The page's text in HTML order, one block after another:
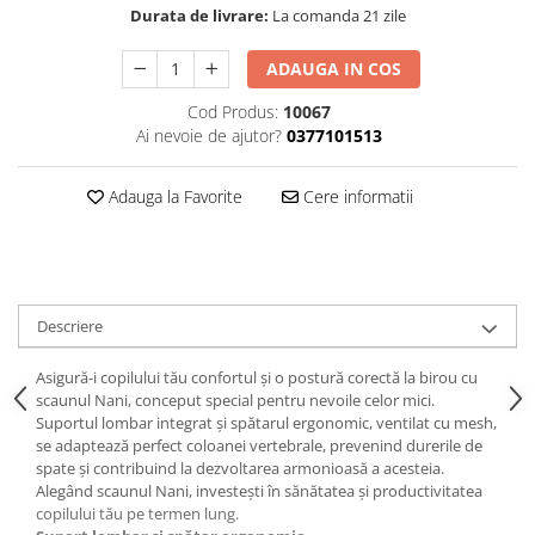
Durata de livrare: La comanda 21 zile
ADAUGA IN COS
Cod Produs: 10067
Ai nevoie de ajutor? 0377101513
Adauga la Favorite Cere informatii
Descriere
Asigură-i copilului tău confortul și o postură corectă la birou cu
scaunul Nani, conceput special pentru nevoile celor mici.
Suportul lombar integrat și spătarul ergonomic, ventilat cu mesh,
se adaptează perfect coloanei vertebrale, prevenind durerile de
spate și contribuind la dezvoltarea armonioasă a acesteia.
Alegând scaunul Nani, investești în sănătatea și productivitatea
copilului tău pe termen lung.